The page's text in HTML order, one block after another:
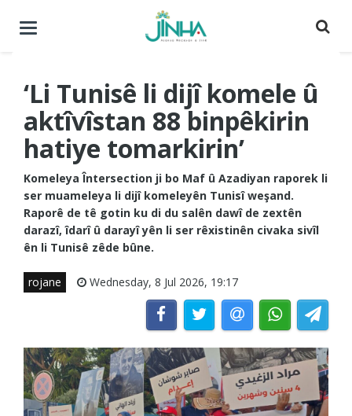
Menuyê
‘Li Tunisê li dijî komele û
aktîvîstan 88 binpêkirin
hatiye tomarkirin’
Komeleya Întersection ji bo Maf û Azadiyan raporek li
ser muameleya li dijî komeleyên Tunisî weşand.
Raporê de tê gotin ku di du salên dawî de zextên
darazî, îdarî û darayî yên li ser rêxistinên civaka sivîl
ên li Tunisê zêde bûne.
rojane Wednesday, 8 Jul 2026, 19:17